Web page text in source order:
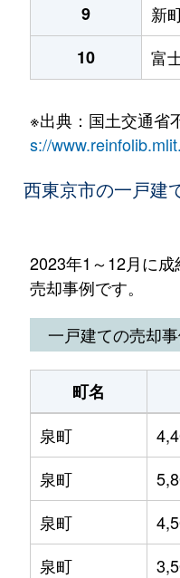
9
新
10
富
※出典：国土交通省
s://
西東京市の一戸建
2023年1～12月に
売却事例です。
一戸建ての売却
町名
泉町
泉町
泉町
泉町